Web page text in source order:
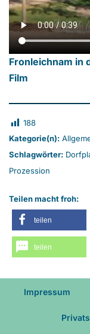
Fronleichnam in
Film
188
Kategorie(n):
Schlagwörter:
Prozession
Teilen macht froh:
teilen
teilen
Impressum